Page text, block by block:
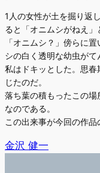
1人の女性が土を掘り返
ると「オニムシがねえ」
「オニムシ？」傍らに
シの白く透明な幼虫がて
私はドキッとした。思
じたのだ。
落ち葉の積もったこの
なのである。
この出来事が今回の作品
金沢 健一